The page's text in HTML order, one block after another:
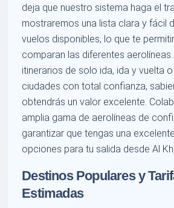
deja que nuestro sistema haga el
mostraremos una lista clara y fácil
vuelos disponibles, lo que te
comparan las diferentes
itinerarios de solo ida, ida y vuelta
ciudades con total confianza,
obtendrás un valor excelente.
amplia gama de aerolíneas de
garantizar que tengas una
opciones para tu salida desde Al
Destinos Populares y
Estimadas